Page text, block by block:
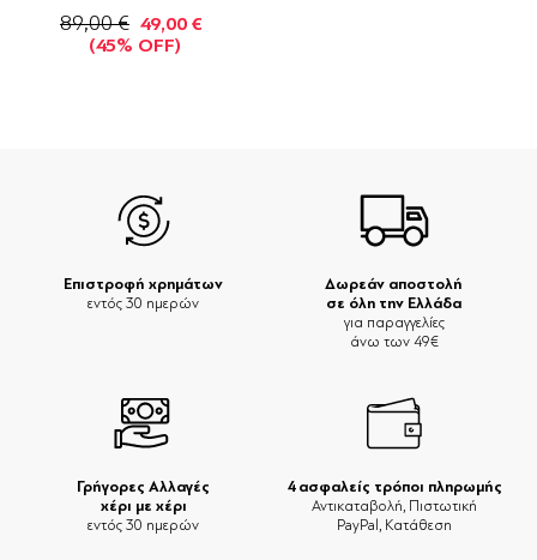
89,00 € 49,00 €
(45% OFF)
Δωρεάν αποστολή
σε όλη την Ελλάδα
για παραγγελίες
άνω των 49€
Επιστροφή χρημάτων
εντός 30 ημερών
Γρήγορες Αλλαγές
χέρι με χέρι
εντός 30 ημερών
4 ασφαλείς τρόποι πληρωμής
Αντικαταβολή, Πιστωτική
PayPal, Κατάθεση